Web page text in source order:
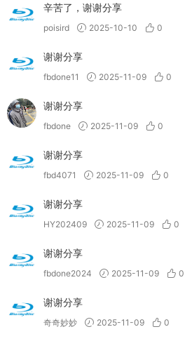
辛苦了，谢谢分享
poisird 2025-10-10 0
谢谢分享
fbdone11 2025-11-09 0
谢谢分享
fbdone 2025-11-09 0
谢谢分享
fbd4071 2025-11-09 0
谢谢分享
HY202409 2025-11-09 0
谢谢分享
fbdone2024 2025-11-09 0
谢谢分享
奇奇妙妙 2025-11-09 0